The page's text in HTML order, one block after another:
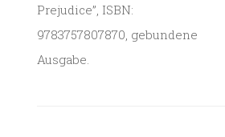
Prejudice”, ISBN:
9783757807870, gebundene
Ausgabe.